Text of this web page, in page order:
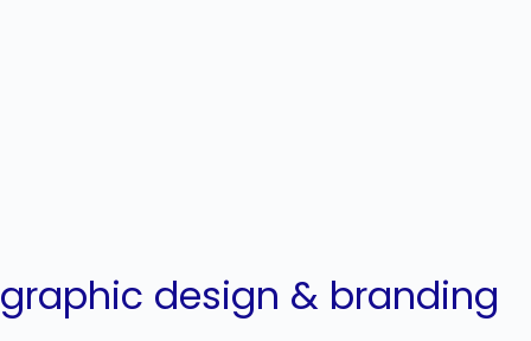
graphic design & branding